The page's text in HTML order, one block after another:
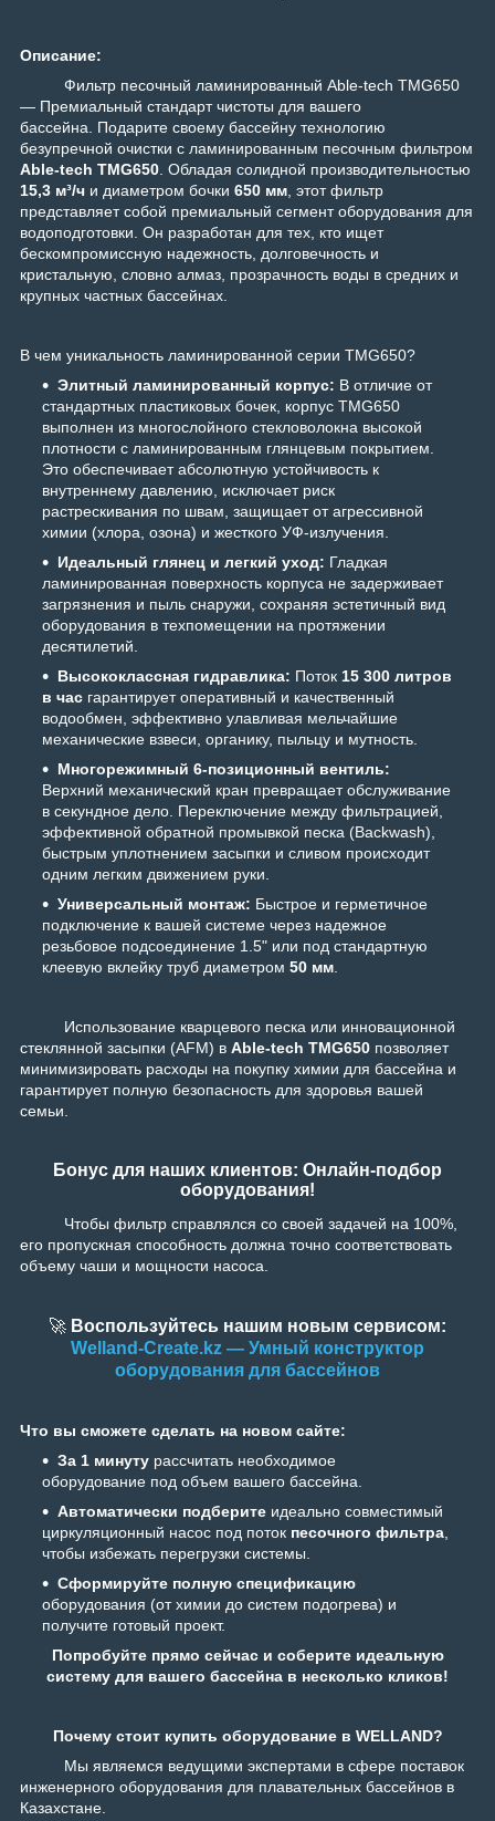
Описание:
Фильтр песочный ламинированный Able-tech TMG650
— Премиальный стандарт чистоты для вашего
бассейна. Подарите своему бассейну технологию
безупречной очистки с ламинированным песочным фильтром
Able-tech TMG650. Обладая солидной производительностью
15,3 м³/ч и диаметром бочки 650 мм, этот фильтр
представляет собой премиальный сегмент оборудования для
водоподготовки. Он разработан для тех, кто ищет
бескомпромиссную надежность, долговечность и
кристальную, словно алмаз, прозрачность воды в средних и
крупных частных бассейнах.
В чем уникальность ламинированной серии TMG650?
Элитный ламинированный корпус: В отличие от
стандартных пластиковых бочек, корпус TMG650
выполнен из многослойного стекловолокна высокой
плотности с ламинированным глянцевым покрытием.
Это обеспечивает абсолютную устойчивость к
внутреннему давлению, исключает риск
растрескивания по швам, защищает от агрессивной
химии (хлора, озона) и жесткого УФ-излучения.
Идеальный глянец и легкий уход: Гладкая
ламинированная поверхность корпуса не задерживает
загрязнения и пыль снаружи, сохраняя эстетичный вид
оборудования в техпомещении на протяжении
десятилетий.
Высококлассная гидравлика: Поток 15 300 литров
в час гарантирует оперативный и качественный
водообмен, эффективно улавливая мельчайшие
механические взвеси, органику, пыльцу и мутность.
Многорежимный 6-позиционный вентиль:
Верхний механический кран превращает обслуживание
в секундное дело. Переключение между фильтрацией,
эффективной обратной промывкой песка (Backwash),
быстрым уплотнением засыпки и сливом происходит
одним легким движением руки.
Универсальный монтаж: Быстрое и герметичное
подключение к вашей системе через надежное
резьбовое подсоединение 1.5" или под стандартную
клеевую вклейку труб диаметром 50 мм.
Использование кварцевого песка или инновационной
стеклянной засыпки (AFM) в Able-tech TMG650 позволяет
минимизировать расходы на покупку химии для бассейна и
гарантирует полную безопасность для здоровья вашей
семьи.
Бонус для наших клиентов: Онлайн-подбор
оборудования!
Чтобы фильтр справлялся со своей задачей на 100%,
его пропускная способность должна точно соответствовать
объему чаши и мощности насоса.
🚀 Воспользуйтесь нашим новым сервисом:
Welland-Create.kz — Умный конструктор
оборудования для бассейнов
Что вы сможете сделать на новом сайте:
За 1 минуту рассчитать необходимое
оборудование под объем вашего бассейна.
Автоматически подберите идеально совместимый
циркуляционный насос под поток песочного фильтра,
чтобы избежать перегрузки системы.
Сформируйте полную спецификацию
оборудования (от химии до систем подогрева) и
получите готовый проект.
Попробуйте прямо сейчас и соберите идеальную
систему для вашего бассейна в несколько кликов!
Почему стоит купить оборудование в WELLAND?
Мы являемся ведущими экспертами в сфере поставок
инженерного оборудования для плавательных бассейнов в
Казахстане.